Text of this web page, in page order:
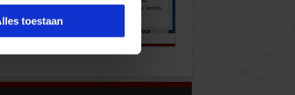
toestaan